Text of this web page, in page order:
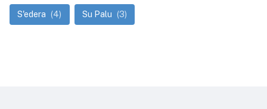
S'edera (4) Su Palu (3)